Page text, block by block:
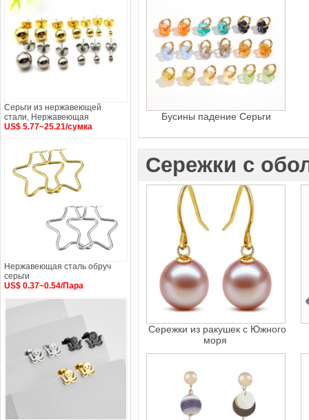
Бусины падение Серьги
Сережки с
Сережки из ракушек с Южного
моря
Серьги из нержавеющей
стали, Нержавеющая
US$ 5.77~25.21/сумка
Нержавеющая сталь обруч
серьги
US$ 0.37~0.54/Пара